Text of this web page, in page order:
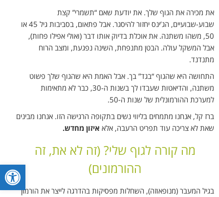
את מכירה את הגוף שלך. את יודעת שאם “תשמרי” קצת
שבוע-שבועיים, הג’ינס יחזור להיסגר. אבל פתאום, בסביבות גיל 45 או
50, משהו משתנה. את אוכלת בדיוק אותו דבר (ואולי אפילו פחות),
אבל המשקל עולה. הבטן מתנפחת, השינה נפגעת, ומצב הרוח
מתנדנד.
התחושה היא שהגוף “בגד” בך. אבל האמת היא שהגוף שלך פשוט
משתנה, והדיאטות שעבדו לך בשנות ה-30, כבר לא מתאימות
למערכת ההורמונלית של שנות ה-50.
ברז קל, אנחנו מתמחים בליווי נשים בתקופה הרגישה הזו. אנחנו מבינים
שאת לא צריכה עוד תפריט הרעבה, אלא איזון מחדש.
מה קורה לגוף שלי? (זה לא את, זה
ההורמונים)
בגיל המעבר (מנופאוזה), השחלות מפסיקות בהדרגה לייצר את הורמון
פתח